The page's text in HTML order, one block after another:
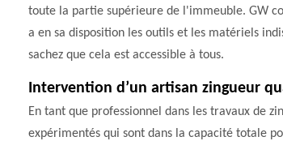
toute la partie supérieure de l'immeuble. GW
a en sa disposition les outils et les matériels
sachez que cela est accessible à tous.
Intervention d’un artisan zingueur
En tant que professionnel dans les travaux de
expérimentés qui sont dans la capacité totale